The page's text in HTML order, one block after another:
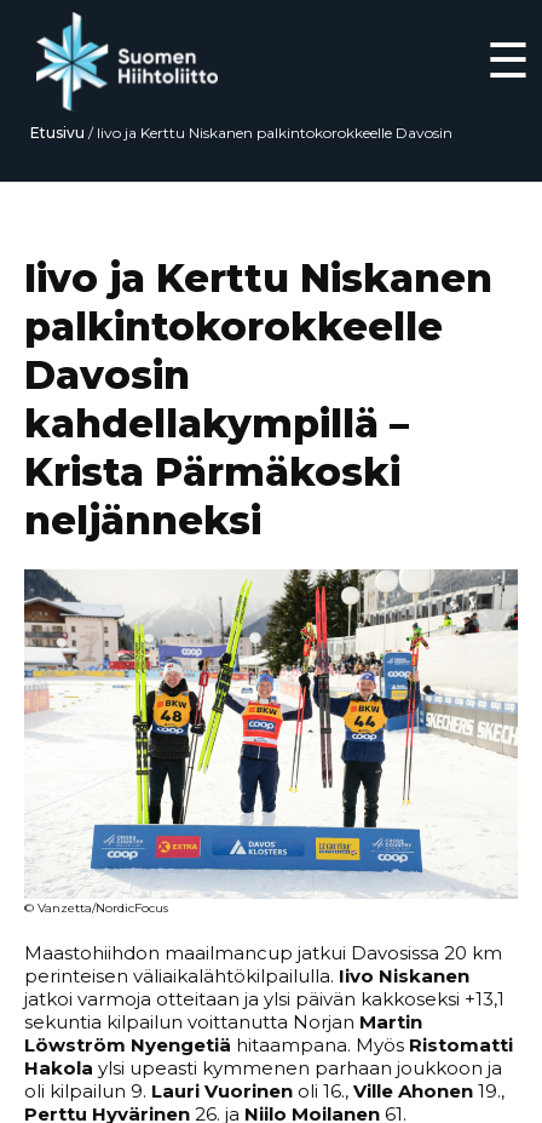
☰
Etusivu / Iivo ja Kerttu Niskanen palkintokorokkeelle Davosin
Iivo ja Kerttu Niskanen
palkintokorokkeelle
Davosin
kahdellakympillä –
Krista Pärmäkoski
neljänneksi
© Vanzetta/NordicFocus
Maastohiihdon maailmancup jatkui Davosissa 20 km
perinteisen väliaikalähtökilpailulla. Iivo Niskanen
jatkoi varmoja otteitaan ja ylsi päivän kakkoseksi +13,1
sekuntia kilpailun voittanutta Norjan Martin
Löwström Nyengetiä hitaampana. Myös Ristomatti
Hakola ylsi upeasti kymmenen parhaan joukkoon ja
oli kilpailun 9. Lauri Vuorinen oli 16., Ville Ahonen 19.,
Perttu Hyvärinen 26. ja Niilo Moilanen 61.